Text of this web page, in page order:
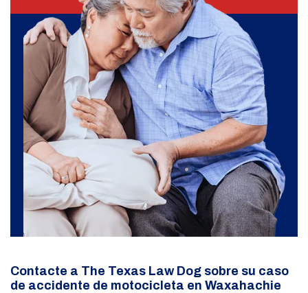
Contacte a The Texas Law Dog sobre su caso
de accidente de motocicleta en Waxahachie